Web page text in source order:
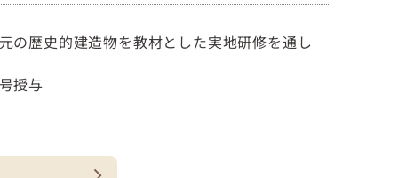
の歴史的建造物を教材とした実地研修を通し
授与